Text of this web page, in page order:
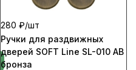
280 ₽/шт
Ручки для раздвижных
дверей SOFT Line SL-010 АВ
бронза